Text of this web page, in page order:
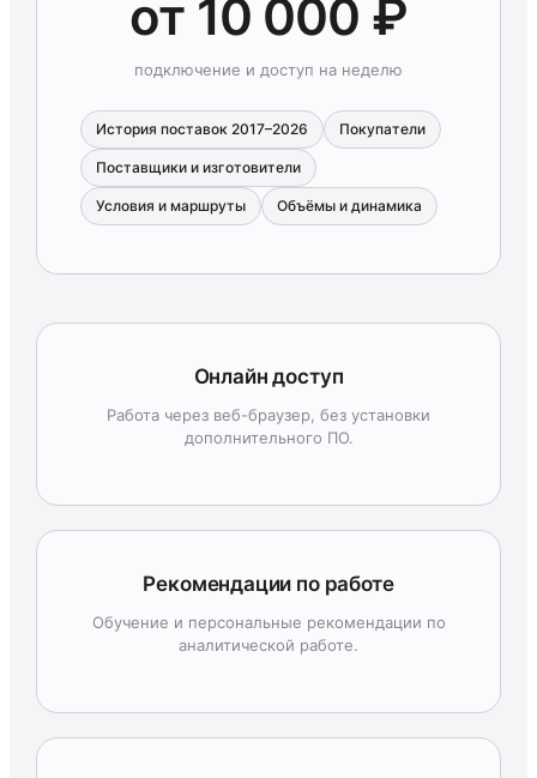
от 10 000 ₽
подключение и доступ на неделю
История поставок 2017–2026 Покупатели
Поставщики и изготовители
Условия и маршруты Объёмы и динамика
Онлайн доступ
Работа через веб-браузер, без установки
дополнительного ПО.
Рекомендации по работе
Обучение и персональные рекомендации по
аналитической работе.